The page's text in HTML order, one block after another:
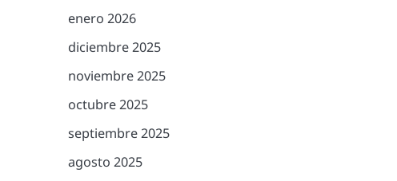
enero 2026
diciembre 2025
noviembre 2025
octubre 2025
septiembre 2025
agosto 2025